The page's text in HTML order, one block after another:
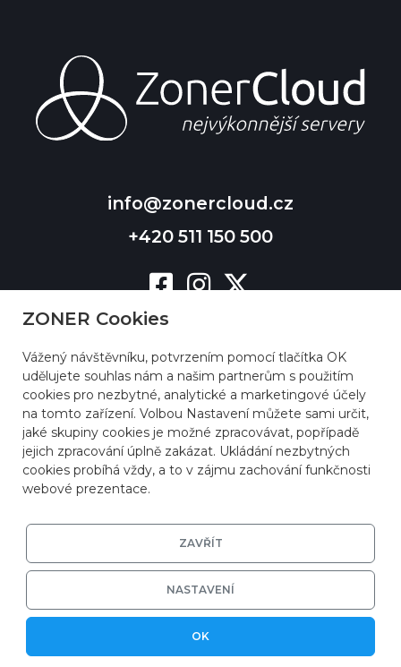
info@zonercloud.cz
+420 511 150 500
EFRR
|Nastavení cookies
ZONER Cookies
Vážený návštěvníku, potvrzením pomocí tlačítka OK
udělujete souhlas nám a našim partnerům s použitím
cookies pro nezbytné, analytické a marketingové účely
na tomto zařízení. Volbou Nastavení můžete sami určit,
jaké skupiny cookies je možné zpracovávat, popřípadě
jejich zpracování úplně zakázat. Ukládání nezbytných
cookies probíhá vždy, a to v zájmu zachování funkčnosti
webové prezentace.
ZAVŘÍT
NASTAVENÍ
OK